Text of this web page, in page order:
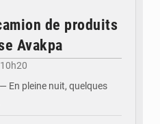
de produits
Avakpa
En pleine nuit, quelques